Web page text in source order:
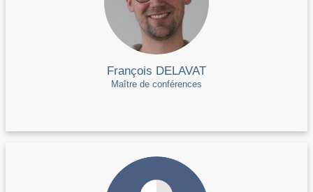
François DELAVAT
Maître de conférences